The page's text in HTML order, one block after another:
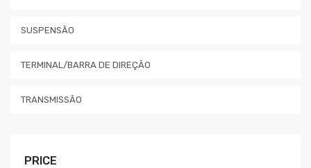
PRICE
SUSPENSÃO
TERMINAL/BARRA DE DIREÇÃO
TRANSMISSÃO